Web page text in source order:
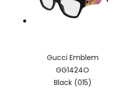
Gucci Emblem
GG1424O
Black (015)